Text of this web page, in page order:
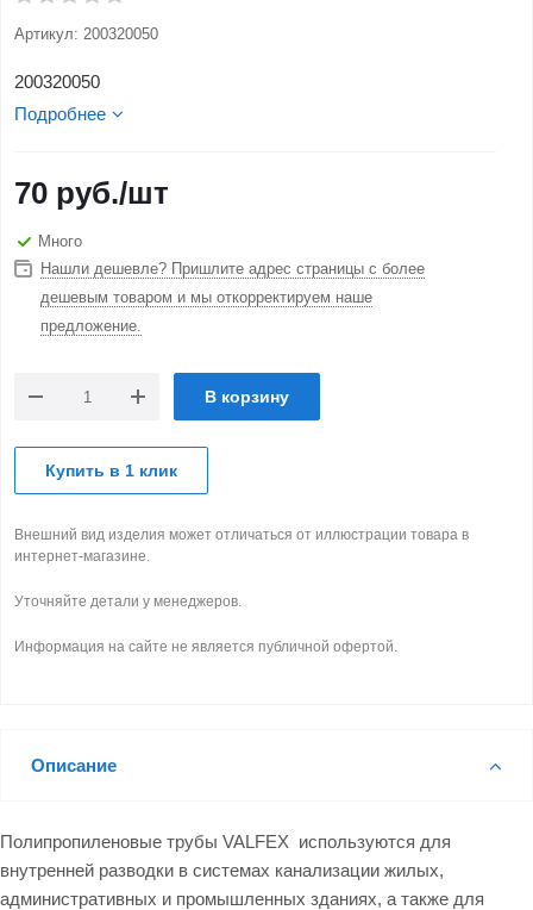
Артикул: 200320050
200320050
Подробнее
70 руб./шт
Много
Нашли дешевле? Пришлите адрес страницы с более
дешевым товаром и мы откорректируем наше
предложение.
В корзину
Купить в 1 клик
Внешний вид изделия может отличаться от иллюстрации товара в
интернет-магазине.
Уточняйте детали у менеджеров.
Информация на сайте не является публичной офертой.
Описание
Полипропиленовые трубы VALFEX используются для
внутренней разводки в системах канализации жилых,
административных и промышленных зданиях, а также для